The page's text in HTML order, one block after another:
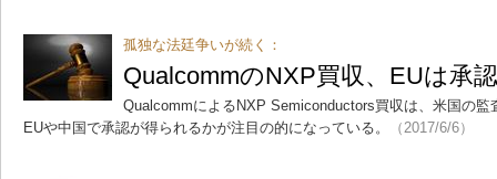
孤独な法廷争いが続く：
QualcommのNXP買収、EUは承
QualcommによるNXP Semiconductors買収は、米国の
EUや中国で承認が得られるかが注目の的になっている。
（2017/6/6）